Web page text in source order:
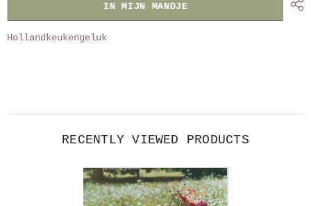
IN MIJN MANDJE
Hollandkeukengeluk
RECENTLY VIEWED PRODUCTS